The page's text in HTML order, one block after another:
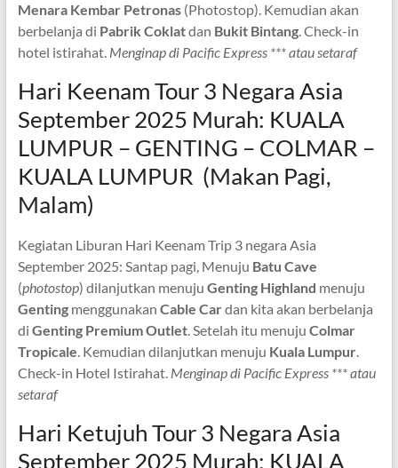
Menara Kembar Petronas(Photostop). Kemudian akan
berbelanja di Pabrik Coklatdan Bukit Bintang. Check-in
hotel istirahat. Menginap di Pacific Express *** atau setaraf
Hari Keenam Tour 3 Negara Asia
September 2025 Murah: KUALA
LUMPUR – GENTING – COLMAR –
KUALA LUMPUR (Makan Pagi,
Malam)
Kegiatan Liburan Hari Keenam Trip 3 negara Asia
September 2025: Santap pagi, Menuju Batu Cave
(photostop) dilanjutkan menuju Genting Highland menuju
Gentingmenggunakan Cable Cardan kita akan berbelanja
di Genting Premium Outlet. Setelah itu menuju Colmar
Tropicale. Kemudian dilanjutkan menuju Kuala Lumpur.
Check-in Hotel Istirahat. Menginap di Pacific Express *** atau
setaraf
Hari Ketujuh Tour 3 Negara Asia
September 2025 Murah: KUALA